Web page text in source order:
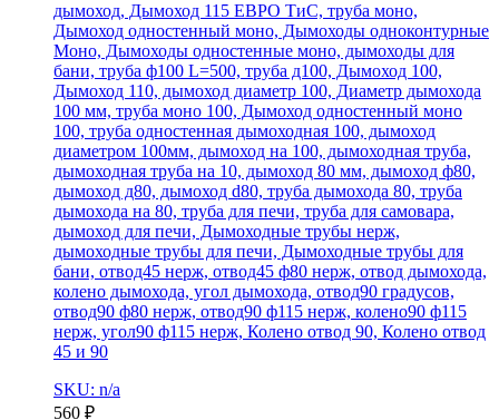
дымоход, Дымоход 115 ЕВРО ТиС, труба моно,
Дымоход одностенный моно, Дымоходы одноконтурные
Моно, Дымоходы одностенные моно, дымоходы для
бани, труба ф100 L=500, труба д100, Дымоход 100,
Дымоход 110, дымоход диаметр 100, Диаметр дымохода
100 мм, труба моно 100, Дымоход одностенный моно
100, труба одностенная дымоходная 100, дымоход
диаметром 100мм, дымоход на 100, дымоходная труба,
дымоходная труба на 10, дымоход 80 мм, дымоход ф80,
дымоход д80, дымоход d80, труба дымохода 80, труба
дымохода на 80, труба для печи, труба для самовара,
дымоход для печи, Дымоходные трубы нерж,
дымоходные трубы для печи, Дымоходные трубы для
бани, отвод45 нерж, отвод45 ф80 нерж, отвод дымохода,
колено дымохода, угол дымохода, отвод90 градусов,
отвод90 ф80 нерж, отвод90 ф115 нерж, колено90 ф115
нерж, угол90 ф115 нерж, Колено отвод 90, Колено отвод
45 и 90
SKU: n/a
560 ₽